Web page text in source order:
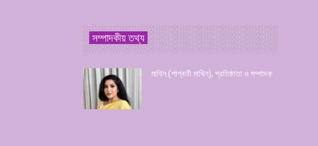
সম্পাদকীয় তথ্য
মাথিন (শাশ্বতী মাথিন), প্রতিষ্ঠাতা ও সম্পাদক